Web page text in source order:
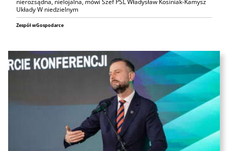
Układy W niedzielnym
Zespół wGospodarce